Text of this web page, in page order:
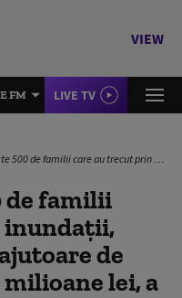
VIEW
FM LIVE TV
familii care au trecut prin inundații, incendii vor primi ajutoare de urgență de peste 2 milioane lei, a decis Guvernul
de familii
inundații,
de
lei, a